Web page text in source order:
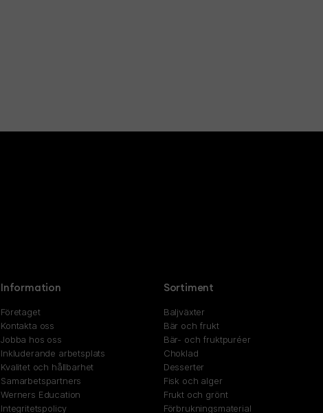
Information
Företaget
Kontakta oss
Jobba hos oss
Inkluderande arbetsplats
Kvalitet och hållbarhet
Samarbetspartners
Werners Education
Integritetspolicy
Sortiment
Baljväxter
Bär och frukt
Bär- och fruktpuréer
Choklad
Desserter
Fisk och alger
Frukt och grönt
Förbrukningsmaterial